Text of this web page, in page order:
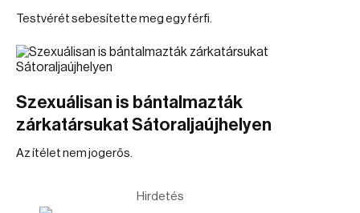
Testvérét sebesítette meg egy férfi.
Szexuálisan is bántalmazták
zárkatársukat Sátoraljaújhelyen
Az ítélet nem jogerős.
Hirdetés